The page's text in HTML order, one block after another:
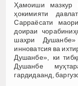
Ҳамоиши мазкур
ҳокимияти
Сарраёсати
доираи
шаҳри
инноватсия ва
Душанбе», ки
Душанбе
гардидаанд,